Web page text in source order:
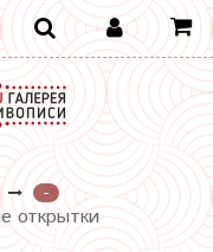
-
открытки